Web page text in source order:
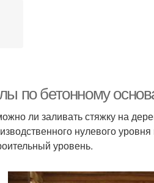
по бетонному
ли заливать стяжку на
нулевого
уровень.